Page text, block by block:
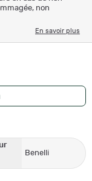
non
En savoir plus
Benelli